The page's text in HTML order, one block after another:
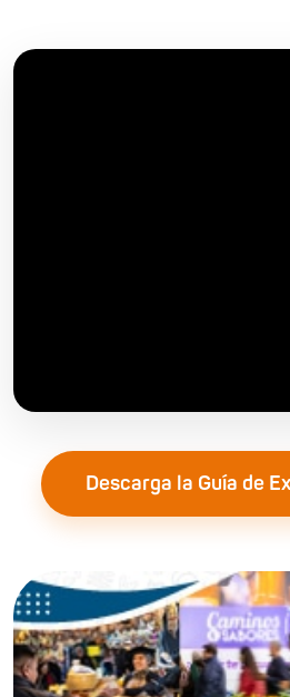
Descarga la Guía de